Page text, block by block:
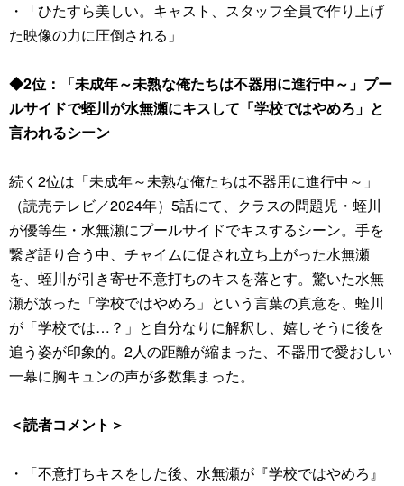
・「ひたすら美しい。キャスト、スタッフ全員で作り上げ
た映像の力に圧倒される」
◆2位：「未成年～未熟な俺たちは不器用に進行中～」プー
ルサイドで蛭川が水無瀬にキスして「学校ではやめろ」と
言われるシーン
続く2位は「未成年～未熟な俺たちは不器用に進行中～」
（読売テレビ／2024年）5話にて、クラスの問題児・蛭川
が優等生・水無瀬にプールサイドでキスするシーン。手を
繋ぎ語り合う中、チャイムに促され立ち上がった水無瀬
を、蛭川が引き寄せ不意打ちのキスを落とす。驚いた水無
瀬が放った「学校ではやめろ」という言葉の真意を、蛭川
が「学校では…？」と自分なりに解釈し、嬉しそうに後を
追う姿が印象的。2人の距離が縮まった、不器用で愛おしい
一幕に胸キュンの声が多数集まった。
＜読者コメント＞
・「不意打ちキスをした後、水無瀬が『学校ではやめろ』